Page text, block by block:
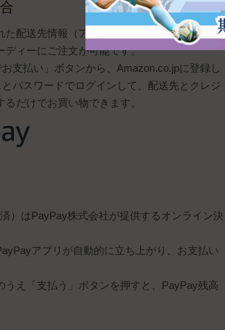
た配送先情報（アドレス帳）やクレジットカー
ディーにご注文が可能です。
お支払い」ボタンから、Amazon.co.jpに登録し
パスワードでログインして、配送先とクレジ
だけでお買い物できます。
）はPayPay株式会社が提供するオンライン決
アプリが自動的に立ち上がり、お支払い
うえ「支払う」ボタンを押すと、PayPay残高